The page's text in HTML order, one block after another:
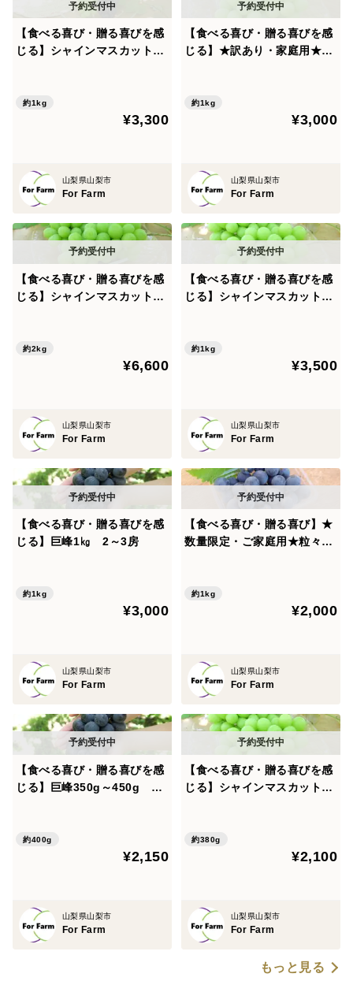
【食べる喜び・贈る喜びを感
じる】シャインマスカットと
約1kg
¥3,300
山梨県山梨市
For Farm
【食べる喜び・贈る喜びを感
じる】★訳あり・家庭用★シ
約1kg
¥3,000
山梨県山梨市
For Farm
【食べる喜び・贈る喜びを感
じる】シャインマスカット2
約2kg
¥6,600
山梨県山梨市
For Farm
【食べる喜び・贈る喜びを感
じる】シャインマスカット1
約1kg
¥3,500
山梨県山梨市
For Farm
【食べる喜び・贈る喜びを感
じる】巨峰1㎏ 2～3房
約1kg
¥3,000
山梨県山梨市
For Farm
【食べる喜び・贈る喜び】★
数量限定・ご家庭用★粒々巨
約1kg
¥2,000
山梨県山梨市
For Farm
【食べる喜び・贈る喜びを感
じる】巨峰350g～450g 1
約400g
¥2,150
山梨県山梨市
For Farm
【食べる喜び・贈る喜びを感
じる】シャインマスカット35
約380g
¥2,100
山梨県山梨市
For Farm
もっと見る